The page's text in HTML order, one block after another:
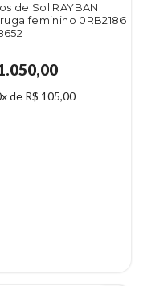
de Sol RAYBAN
feminino 0RB2186
de R$ 105,00